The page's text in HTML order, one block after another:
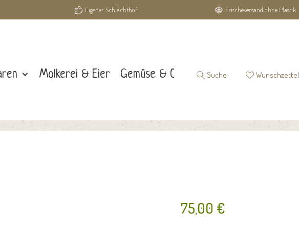
Eigener Schlachthof Frischeversand ohne Plastik
Molkerei & Eier Gemüse & Obst Suche Wunschzettel
75,00 €